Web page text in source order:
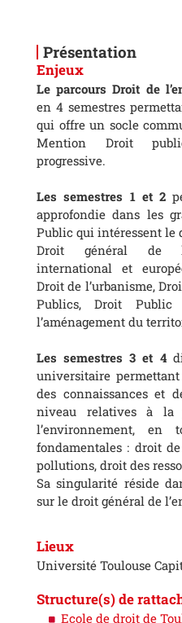
Présentation
Enjeux
Le parcours Droit de
en 4 semestres
qui offre un socle
Mention Droit
progressive.
Les semestres 1 et 2
approfondie dans les
Public qui intéressent le
Droit général de
international et
Droit de l’urbanisme,
Publics, Droit Public
l’aménagement du
Les semestres 3 et 4
universitaire
des connaissances et
niveau relatives à la
l’environnement, en
fondamentales : droit
pollutions, droit des
Sa singularité réside
sur le droit général de
Lieux
Université Toulouse
Structure(s) de
Ecole de droit de